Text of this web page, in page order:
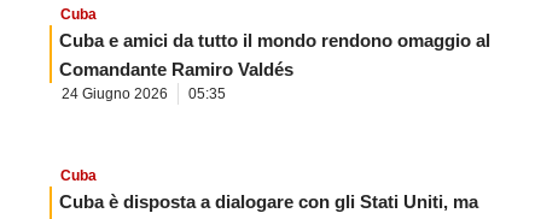
Cuba
Cuba e amici da tutto il mondo rendono omaggio al
Comandante Ramiro Valdés
24 Giugno 2026 05:35
Cuba
Cuba è disposta a dialogare con gli Stati Uniti, ma